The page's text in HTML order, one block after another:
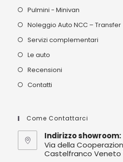
Pulmini - Minivan
Noleggio Auto NCC – Transfer
Servizi complementari
Le auto
Recensioni
Contatti
Come Contattarci
Indirizzo showroom:
Via della
Castelfranco Veneto